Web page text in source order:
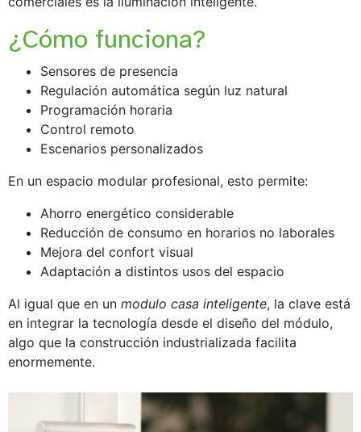
¿Cómo funciona?
Sensores de presencia
Regulación automática según luz natural
Programación horaria
Control remoto
Escenarios personalizados
En un espacio modular profesional, esto permite:
Ahorro energético considerable
Reducción de consumo en horarios no laborales
Mejora del confort visual
Adaptación a distintos usos del espacio
Al igual que en un modulo casa inteligente, la clave está
en integrar la tecnología desde el diseño del módulo,
algo que la construcción industrializada facilita
enormemente.